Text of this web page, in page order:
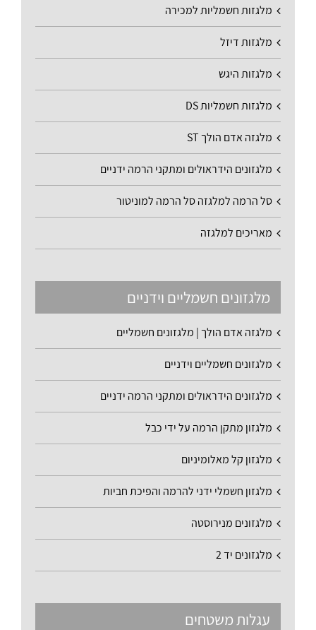
מלגזות חשמליות למכירה
מלגזות דיזל
מלגזות היגש
מלגזות חשמליות DS
מלגזה אדם הולך ST
מלגזונים הידראולים ומתקני הרמה ידניים
סל הרמה למלגזה סל הרמה למוניטור
מאריכים למלגזה
מלגזונים חשמליים וידניים
מלגזה אדם הולך | מלגזונים חשמליים
מלגזונים חשמליים וידניים
מלגזונים הידראולים ומתקני הרמה ידניים
מלגזון מתקן הרמה על ידי כבל
מלגזון קל מאלומיניום
מלגזון חשמלי ידני להרמה והפיכת חביות
מלגזונים מנירוסטה
מלגזונים יד 2
עגלות משטחים